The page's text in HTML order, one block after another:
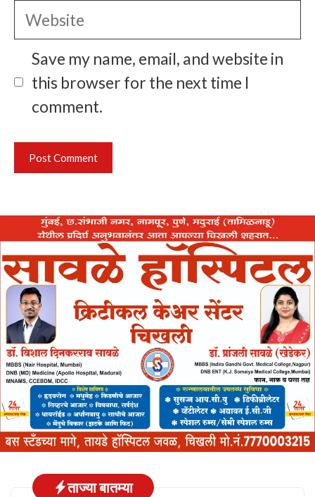
Website
Save my name, email, and website in
this browser for the next time I
comment.
ताज्या बातम्या